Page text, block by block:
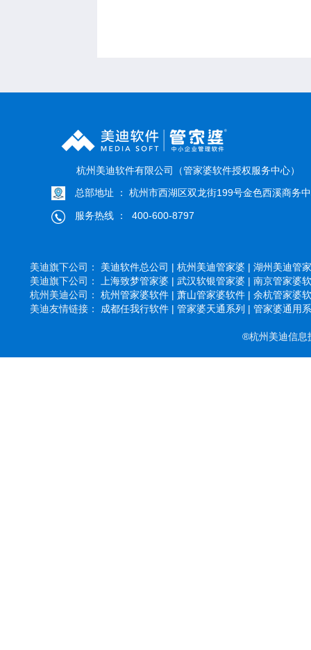
杭州美迪软件有限公司（管家婆软件授权服务中心）
总部地址 ： 杭州市西湖区双龙街199号金色西溪商务
服务热线 ： 400-600-8797
美迪旗下公司： 美迪软件总公司 | 杭州美迪管家婆 | 湖州美迪管
美迪旗下公司：
上海致梦管家婆 | 武汉软银管家婆 | 南京管家婆
杭州美迪公司： 杭州管家婆软件 | 萧山管家婆软件 | 余杭管家婆
美迪友情链接： 成都任我行软件 | 管家婆天通系列 | 管家婆通用
®杭州美迪信息